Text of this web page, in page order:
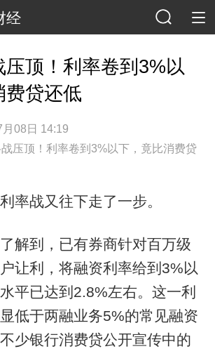
经
压顶！利率卷到3%以
费贷还低
08日 14:19
压顶！利率卷到3%以下，竟比消费贷
战又往下走了一步。
到，已有券商针对百万级
让利，将融资利率给到3%以
平已达到2.8%左右。这一利
低于两融业务5%的常见融资
少银行消费贷公开宣传中的